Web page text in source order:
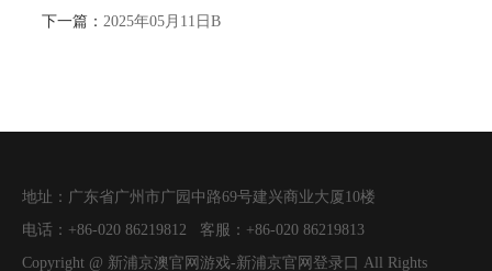
下一篇：2025年05月11日B
地址： 广东省广州市广园中路69号建兴商业大厦10楼
电话： +86-020 86219812 客服： +86-020 86219813
Copyright @ 新浦京澳官网游戏-新浦京官网登录口 All Rights